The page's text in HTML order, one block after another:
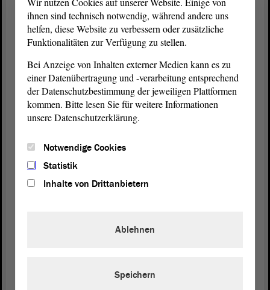
zusammengeschlagen werden!)
Wir erwarten, dass man das Geld besser in die
flächendeckenden Schulsozialarbeit kommt und
Programme zur Präventionsarbeit an Schulen
ausgebaut werden; denn Risikofaktoren für
kriminelles Verhalten bei Kindern und Jugendlichen
vorstellen, Gewalterfahrung im Übrigen auch durch
Übrigen nicht nur in der Familie , Armut und - das
ist in diesem Kontext ganz zentral - die fehlende
ihnen sind technisch notwendig, während andere uns
helfen, diese Website zu verbessern oder zusätzliche
Funktionalitäten zur Verfügung zu stellen.
Bei Anzeige von Inhalten externer Medien kann es zu
einer Datenübertragung und -verarbeitung entsprechend
der Datenschutzbestimmung der jeweiligen Plattformen
kommen. Bitte lesen Sie für weitere Informationen
unsere Datenschutzerklärung.
Notwendige Cookies
Statistik
Inhalte von Drittanbietern
Ablehnen
Speichern